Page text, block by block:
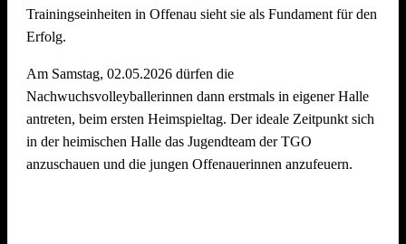
Trainingseinheiten in Offenau sieht sie als Fundament für den
Erfolg.
Am Samstag, 02.05.2026 dürfen die
Nachwuchsvolleyballerinnen dann erstmals in eigener Halle
antreten, beim ersten Heimspieltag. Der ideale Zeitpunkt sich
in der heimischen Halle das Jugendteam der TGO
anzuschauen und die jungen Offenauerinnen anzufeuern.